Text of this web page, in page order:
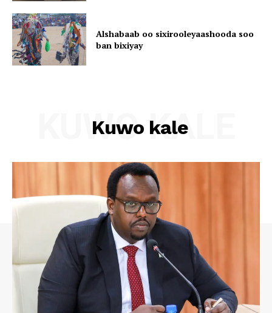
Alshabaab oo sixirooleyaashooda soo
ban bixiyay
Kuwo kale
KUWO KALE